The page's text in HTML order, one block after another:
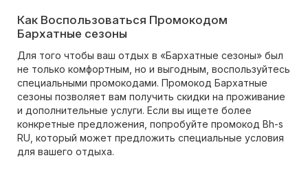
Как Воспользоваться Промокодом
Бархатные сезоны
Для того чтобы ваш отдых в «Бархатные сезоны» был
не только комфортным, но и выгодным, воспользуйтесь
специальными промокодами. Промокод Бархатные
сезоны позволяет вам получить скидки на проживание
и дополнительные услуги. Если вы ищете более
конкретные предложения, попробуйте промокод Bh-s
RU, который может предложить специальные условия
для вашего отдыха.